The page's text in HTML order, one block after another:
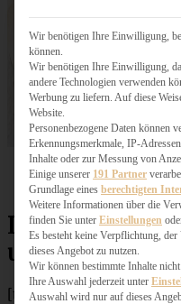
Limetten-
und Pistazie
[tabs]
Wir benötigen Ihre Einwilligung,
können.
Wir benötigen Ihre Einwilligung,
andere Technologien verwenden
Werbung zu liefern. Auf diese
Website.
Personenbezogene Daten können
Erkennungsmerkmale, IP-
Inhalte oder zur Messung von
Einige unserer 191 Partner
Grundlage eines berechtigten
Weitere Informationen über die
finden Sie unter Einstellungen
Es besteht keine Verpflichtung,
dieses Angebot zu nutzen.
Wir können bestimmte Inhalte
Ihre Auswahl jederzeit unter
Auswahl wird nur auf dieses